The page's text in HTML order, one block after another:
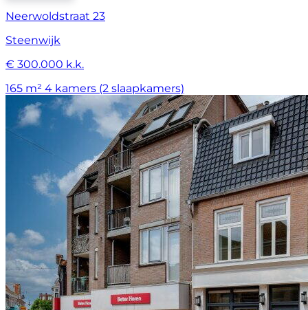
Neerwoldstraat 23
Steenwijk
€ 300.000 k.k.
165 m² 4 kamers (2 slaapkamers)